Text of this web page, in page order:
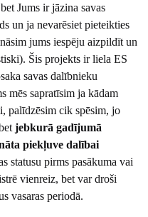
Jums ir jāzina savas
un ja nevarēsiet pieteikties
jums iespēju aizpildīt un
Šis projekts ir liela ES
savas dalībnieku
mēs sapratīsim ja kādam
palīdzēsim cik spēsim, jo
jebkurā gadījumā
piekļuve dalībai
statusu pirms pasākuma vai
vienreiz, bet var droši
vasaras periodā.